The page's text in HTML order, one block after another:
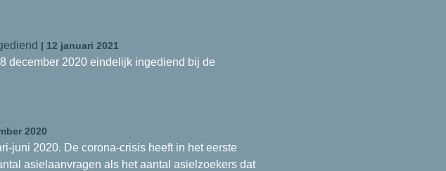
| 12 januari 2021
december 2020 eindelijk ingediend bij de
2020
juni 2020. De corona-crisis heeft in het eerste
asielaanvragen als het aantal asielzoekers dat